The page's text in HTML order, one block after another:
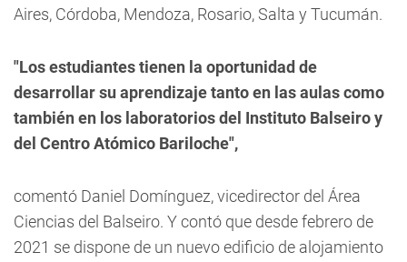
Aires, Córdoba, Mendoza, Rosario, Salta y Tucumán.
"Los estudiantes tienen la oportunidad de
desarrollar su aprendizaje tanto en las aulas como
también en los laboratorios del Instituto Balseiro y
del Centro Atómico Bariloche",
comentó Daniel Domínguez, vicedirector del Área
Ciencias del Balseiro. Y contó que desde febrero de
2021 se dispone de un nuevo edificio de alojamiento